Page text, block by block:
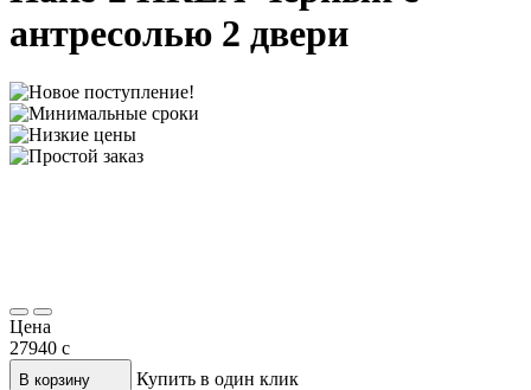
антресолью 2 двери
Цена
27940 c
В корзину Купить в один клик